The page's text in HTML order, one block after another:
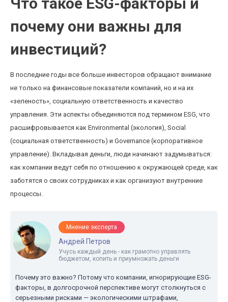
почему они важны для
инвестиций?
В последние годы все больше инвесторов обращают внимание
не только на финансовые показатели компаний, но и на их
«зеленость», социальную ответственность и качество
управления. Эти аспекты объединяются под термином ESG, что
расшифровывается как Environmental (экология), Social
(социальная ответственность) и Governance (корпоративное
управление). Вкладывая деньги, люди начинают задумываться:
как компании ведут себя по отношению к окружающей среде, как
заботятся о своих сотрудниках и как организуют внутренние
процессы.
Мнение эксперта
Андрей Петров
Учусь каждый день - как грамотно управлять
бюджетом, копить и приумножать деньги
Почему это важно? Потому что компании, игнорирующие ESG-
факторы, в долгосрочной перспективе могут столкнуться с
серьезными рисками — экологическими штрафами,